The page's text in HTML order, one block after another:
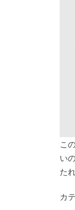
こ
い
た
カ